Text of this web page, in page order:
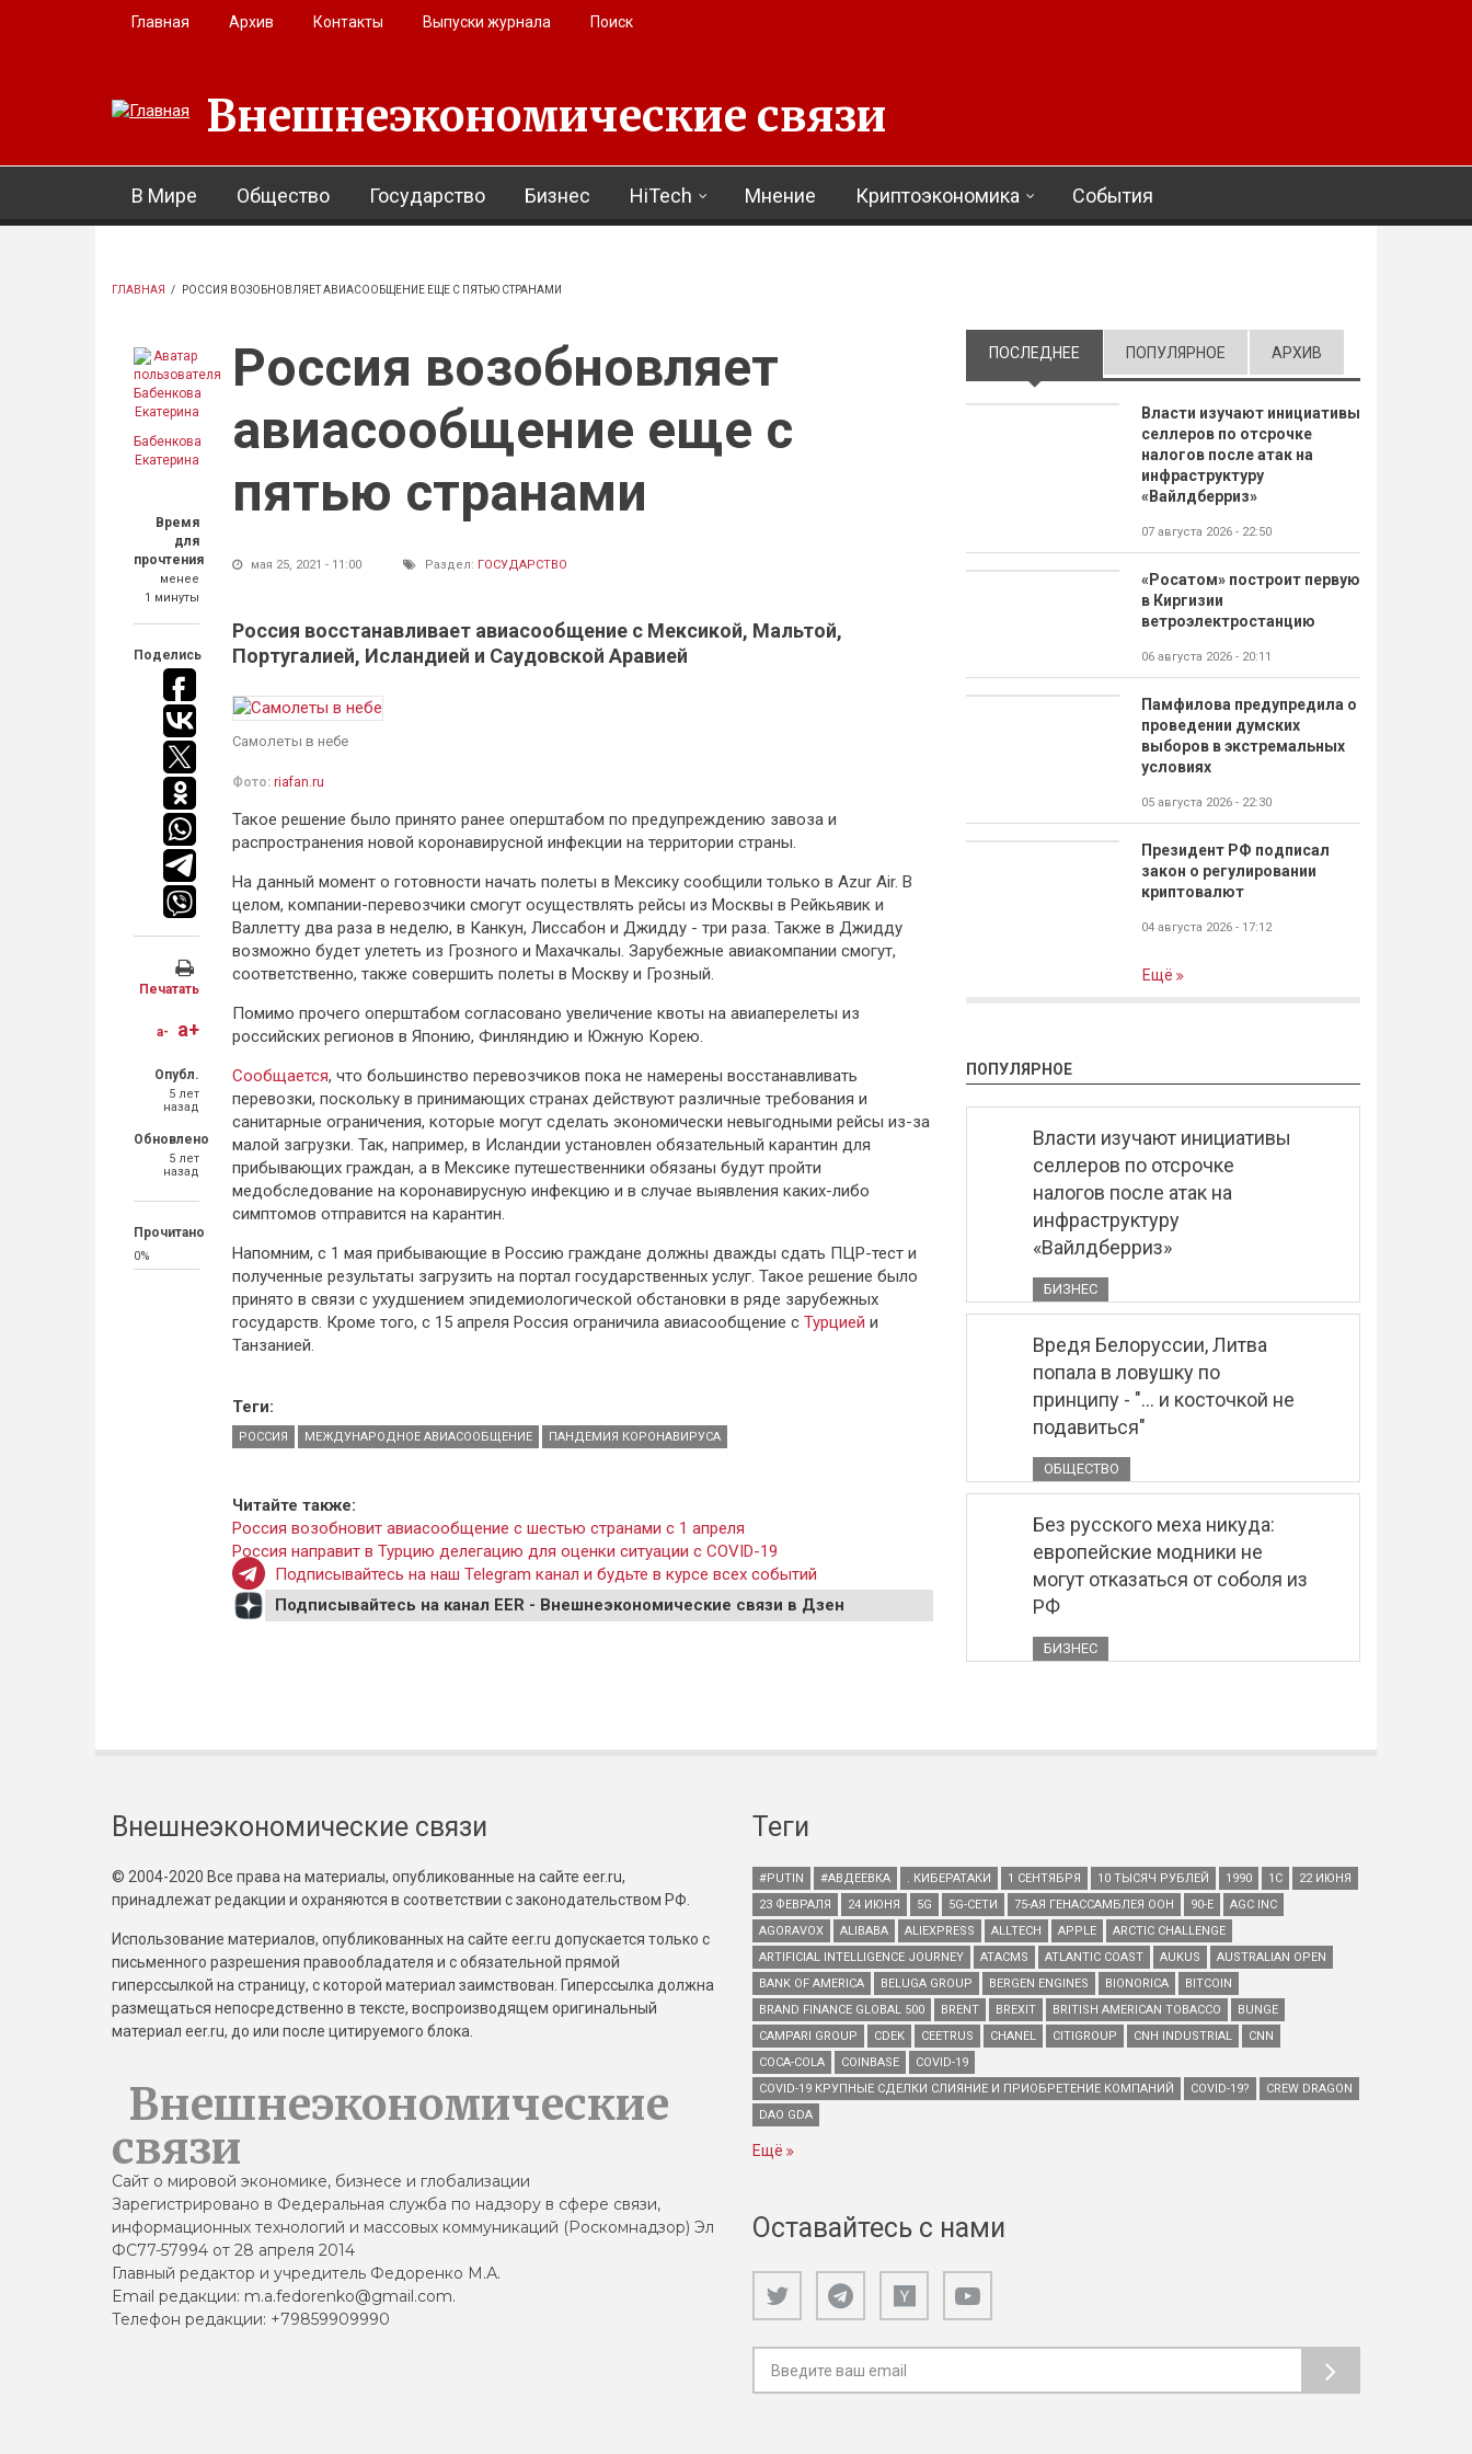
Перейти к основному содержанию
Главная Архив Контакты Выпуски журнала Поиск
Внешнеэкономические связи
В Мире Общество Государство Бизнес HiTech Мнение Криптоэкономика События
ГЛАВНАЯ / РОССИЯ ВОЗОБНОВЛЯЕТ АВИАСООБЩЕНИЕ ЕЩЕ С ПЯТЬЮ СТРАНАМИ
Бабенкова
Екатерина
Время
для
прочтения
менее
1 минуты
Поделись
Печатать
a- a+
Опубл.
5 лет
назад
Обновлено
5 лет
назад
Прочитано
0%
Россия возобновляет
авиасообщение еще с
пятью странами
мая 25, 2021 - 11:00 Раздел: ГОСУДАРСТВО
Россия восстанавливает авиасообщение с Мексикой, Мальтой,
Португалией, Исландией и Саудовской Аравией
Самолеты в небе
Фото: riafan.ru
Такое решение было принято ранее оперштабом по предупреждению завоза и
распространения новой коронавирусной инфекции на территории страны.
На данный момент о готовности начать полеты в Мексику сообщили только в Azur Air. В
целом, компании-перевозчики смогут осуществлять рейсы из Москвы в Рейкьявик и
Валлетту два раза в неделю, в Канкун, Лиссабон и Джидду - три раза. Также в Джидду
возможно будет улететь из Грозного и Махачкалы. Зарубежные авиакомпании смогут,
соответственно, также совершить полеты в Москву и Грозный.
Помимо прочего оперштабом согласовано увеличение квоты на авиаперелеты из
российских регионов в Японию, Финляндию и Южную Корею.
Сообщается, что большинство перевозчиков пока не намерены восстанавливать
перевозки, поскольку в принимающих странах действуют различные требования и
санитарные ограничения, которые могут сделать экономически невыгодными рейсы из-за
малой загрузки. Так, например, в Исландии установлен обязательный карантин для
прибывающих граждан, а в Мексике путешественники обязаны будут пройти
медобследование на коронавирусную инфекцию и в случае выявления каких-либо
симптомов отправится на карантин.
Напомним, с 1 мая прибывающие в Россию граждане должны дважды сдать ПЦР-тест и
полученные результаты загрузить на портал государственных услуг. Такое решение было
принято в связи с ухудшением эпидемиологической обстановки в ряде зарубежных
государств. Кроме того, с 15 апреля Россия ограничила авиасообщение с Турцией и
Танзанией.
Теги:
РОССИЯ МЕЖДУНАРОДНОЕ АВИАСООБЩЕНИЕ ПАНДЕМИЯ КОРОНАВИРУСА
Читайте также:
Россия возобновит авиасообщение с шестью странами с 1 апреля
Россия направит в Турцию делегацию для оценки ситуации с COVID-19
Подписывайтесь на наш Telegram канал и будьте в курсе всех событий
Подписывайтесь на канал EER - Внешнеэкономические связи в Дзен
ПОСЛЕДНЕЕ (АКТИВНАЯ ВКЛАДКА)
ПОПУЛЯРНОЕ АРХИВ
Власти изучают инициативы
селлеров по отсрочке
налогов после атак на
инфраструктуру
«Вайлдберриз»
07 августа 2026 - 22:50
«Росатом» построит первую
в Киргизии
ветроэлектростанцию
06 августа 2026 - 20:11
Памфилова предупредила о
проведении думских
выборов в экстремальных
условиях
05 августа 2026 - 22:30
Президент РФ подписал
закон о регулировании
криптовалют
04 августа 2026 - 17:12
Ещё
ПОПУЛЯРНОЕ
Власти изучают инициативы
селлеров по отсрочке
налогов после атак на
инфраструктуру
«Вайлдберриз»
БИЗНЕС
Вредя Белоруссии, Литва
попала в ловушку по
принципу - "... и косточкой не
подавиться"
ОБЩЕСТВО
Без русского меха никуда:
европейские модники не
могут отказаться от соболя из
РФ
БИЗНЕС
Внешнеэкономические связи
© 2004-2020 Все права на материалы, опубликованные на сайте eer.ru,
принадлежат редакции и охраняются в соответствии с законодательством РФ.
Использование материалов, опубликованных на сайте eer.ru допускается только с
письменного разрешения правообладателя и с обязательной прямой
гиперссылкой на страницу, с которой материал заимствован. Гиперссылка должна
размещаться непосредственно в тексте, воспроизводящем оригинальный
материал eer.ru, до или после цитируемого блока.
Внешнеэкономические
связи
Сайт о мировой экономике, бизнесе и глобализации
Зарегистрировано в Федеральная служба по надзору в сфере связи,
информационных технологий и массовых коммуникаций (Роскомнадзор) Эл
ФС77-57994 от 28 апреля 2014
Главный редактор и учредитель Федоренко М.А.
Email редакции: m.a.fedorenko@gmail.com.
Телефон редакции: +79859909990
Теги
#PUTIN #АВДЕЕВКА . КИБЕРАТАКИ 1 СЕНТЯБРЯ 10 ТЫСЯЧ РУБЛЕЙ 1990 1С
22 ИЮНЯ
23 ФЕВРАЛЯ
24 ИЮНЯ 5G 5G-СЕТИ 75-АЯ ГЕНАССАМБЛЕЯ ООН 90-Е
AGC INC
AGORAVOX
ALIBABA ALIEXPRESS ALLTECH APPLE
ARCTIC CHALLENGE
ARTIFICIAL INTELLIGENCE JOURNEY
ATACMS ATLANTIC COAST AUKUS
AUSTRALIAN OPEN
BANK OF AMERICA
BELUGA GROUP BERGEN ENGINES BIONORICA
BITCOIN
BRAND FINANCE GLOBAL 500
BRENT BREXIT BRITISH AMERICAN TOBACCO
BUNGE
CAMPARI GROUP
CDEK CEETRUS CHANEL CITIGROUP CNH INDUSTRIAL
CNN
COCA-COLA
COINBASE
COVID-19
COVID-19 КРУПНЫЕ СДЕЛКИ СЛИЯНИЕ И ПРИОБРЕТЕНИЕ КОМПАНИЙ
COVID-19?
CREW DRAGON
DAO GDA
Ещё
Оставайтесь с нами